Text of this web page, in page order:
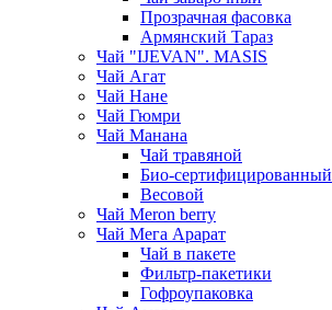
Прозрачная фасовка
Армянский Тараз
Чай "IJEVAN". MASIS
Чай Агат
Чай Нане
Чай Гюмри
Чай Манана
Чай травяной
Био-сертифицированный
Весовой
Чай Meron berry
Чай Мега Арарат
Чай в пакете
Фильтр-пакетики
Гофроупаковка